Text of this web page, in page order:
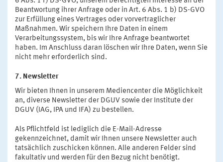
Beantwortung ihrer Anfrage oder in Art. 6 Abs. 1 b) DS-GVO
zur Erfüllung eines Vertrages oder vorvertraglicher
Maßnahmen. Wir speichern Ihre Daten in einem
Verarbeitungssystem, bis wir Ihre Anfrage beantwortet
haben. Im Anschluss daran löschen wir Ihre Daten, wenn Sie
nicht mehr erforderlich sind.
7. Newsletter
Wir bieten Ihnen in unserem Mediencenter die Möglichkeit
an, diverse Newsletter der DGUV sowie der Institute der
DGUV (IAG, IPA und IFA) zu bestellen.
Als Pflichtfeld ist lediglich die E-Mail-Adresse
gekennzeichnet, damit wir Ihnen unsere Newsletter auch
tatsächlich zuschicken können. Alle anderen Felder sind
fakultativ und werden für den Bezug nicht benötigt.